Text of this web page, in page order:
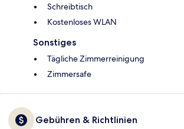
Schreibtisch
Kostenloses WLAN
Sonstiges
Tägliche Zimmerreinigung
Zimmersafe
Gebühren & Richtlinien